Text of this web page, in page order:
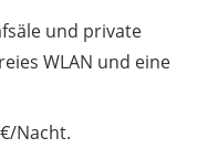
und private
WLAN und eine
Nacht.